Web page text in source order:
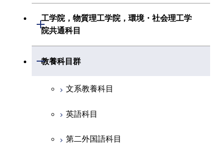
共通専門科目
初年次専門科目
創造プロセス科目
共通専門科目
初年次専門科目
創造プロセス科目
共通専門科目
創造プロセス科目
共通専門科目
建築学系
融合理工学系
初年次専門科目
創造プロセス科目
共通専門科目
工学院，物質理工学院，環境・社会理工学
院共通科目
開閉
工学院，物質理工学院，環境・社会
教養科目群
開閉
文系教養科目
英語科目
第二外国語科目